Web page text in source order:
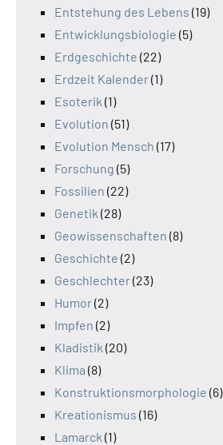
Entstehung des Lebens (19)
Entwicklungsbiologie (5)
Erdgeschichte (22)
Erdzeit Kalender(1)
Esoterik (1)
Evolution (51)
Evolution Mensch (17)
Forschung (5)
Fossilien (22)
Genetik (28)
Geowissenschaften (8)
Geschichte (2)
Geschlechter(23)
Humor(2)
Impfen (2)
Kladistik (20)
Klima (8)
Konstruktionsmorphologie (6)
Kreationismus (16)
Lamarck (1)